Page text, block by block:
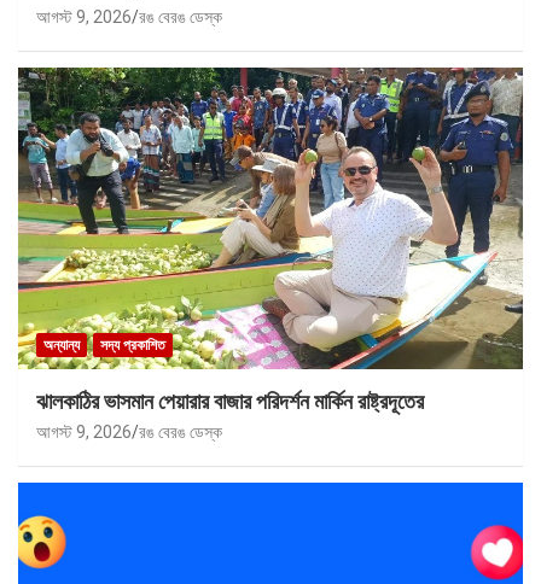
আগস্ট 9, 2026 রঙ বেরঙ ডেস্ক
অন্যান্য সদ্য প্রকাশিত
ঝালকাঠির ভাসমান পেয়ারার বাজার পরিদর্শন মার্কিন রাষ্ট্রদূতের
আগস্ট 9, 2026 রঙ বেরঙ ডেস্ক